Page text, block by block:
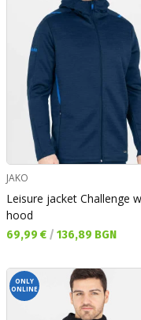
JAKO
Leisure jacket Challenge
hood
Текуща цена:
69,99 € / 136,89 BGN
ONLY
ONLINE